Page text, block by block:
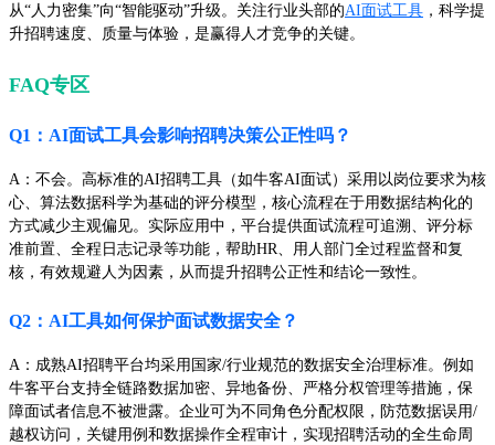
从“人力密集”向“智能驱动”升级。关注行业头部的AI面试工具 ，科学提
升招聘速度、质量与体验，是赢得人才竞争的关键。
FAQ专区
Q1：AI面试工具会影响招聘决策公正性吗？
A：不会。高标准的AI招聘工具（如牛客AI面试）采用以岗位要求为核
心、算法数据科学为基础的评分模型，核心流程在于用数据结构化的
方式减少主观偏见。实际应用中，平台提供面试流程可追溯、评分标
准前置、全程日志记录等功能，帮助HR、用人部门全过程监督和复
核，有效规避人为因素，从而提升招聘公正性和结论一致性。
Q2：AI工具如何保护面试数据安全？
A：成熟AI招聘平台均采用国家/行业规范的数据安全治理标准。例如
牛客平台支持全链路数据加密、异地备份、严格分权管理等措施，保
障面试者信息不被泄露。企业可为不同角色分配权限，防范数据误用/
越权访问，关键用例和数据操作全程审计，实现招聘活动的全生命周